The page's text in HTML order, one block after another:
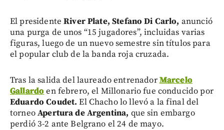
El presidente River Plate, Stefano Di Carlo, anunció
una purga de unos “15 jugadores”, incluidas varias
figuras, luego de un nuevo semestre sin títulos para
el popular club de la banda roja cruzada.
Tras la salida del laureado entrenadorMarcelo
Gallardoen febrero, el Millonario fue conducido por
Eduardo Coudet. El Chacho lo llevó a la final del
torneoApertura de Argentina, que sin embargo
perdió 3-2 ante Belgrano el 24 de mayo.